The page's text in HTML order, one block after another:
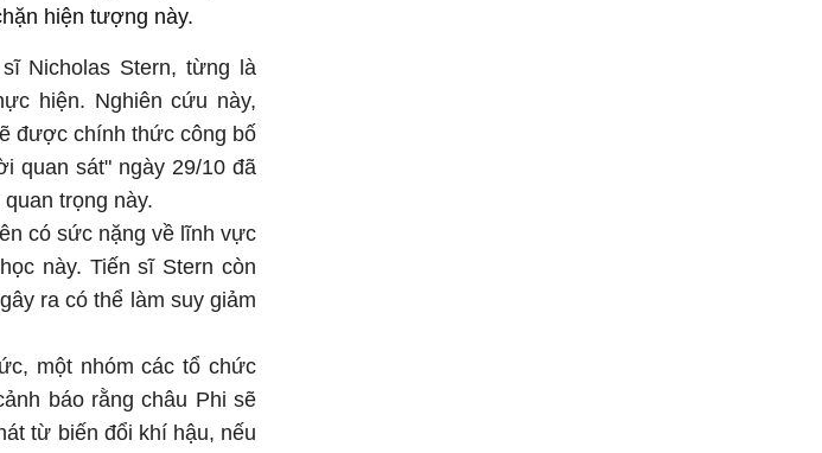
hiện tượng này.
Nicholas Stern, từng là
hiện. Nghiên cứu này,
được chính thức công bố
quan sát" ngày 29/10 đã
trọng này.
có sức nặng về lĩnh vực
này. Tiến sĩ Stern còn
ra có thể làm suy giảm
một nhóm các tổ chức
báo rằng châu Phi sẽ
từ biến đổi khí hậu, nếu